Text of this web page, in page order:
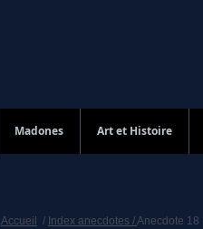
Madones Art et Histoire
Accueil / Index anecdotes /Anecdote 18